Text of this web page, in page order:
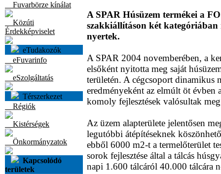
Fuvarbörze kínálat
Közúti
Érdekképviselet
eTudakozók
eFuvarinfo
eSzolgáltatás
Térszerkezet
Régiók
Kistérségek
Önkormányzatok
Kapcsolódó
területek
A SPAR Húsüzem termékei a
szakkiállításon két kategóriában
nyertek.
A SPAR 2004 novemberében, a
elsőként nyitotta meg saját
területén. A cégcsoport dinamikus
eredményeként az elmúlt öt évben
komoly fejlesztések valósultak
Az üzem alapterülete jelentősen
legutóbbi átépítéseknek
ebből 6000 m2-t a termelőterület
sorok fejlesztése által a tálcás
napi 1.600 tálcáról 40.000 tálcára